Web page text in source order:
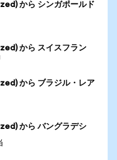
から シンガポールド
から スイスフラン
から ブラジル・レア
から バングラデシ